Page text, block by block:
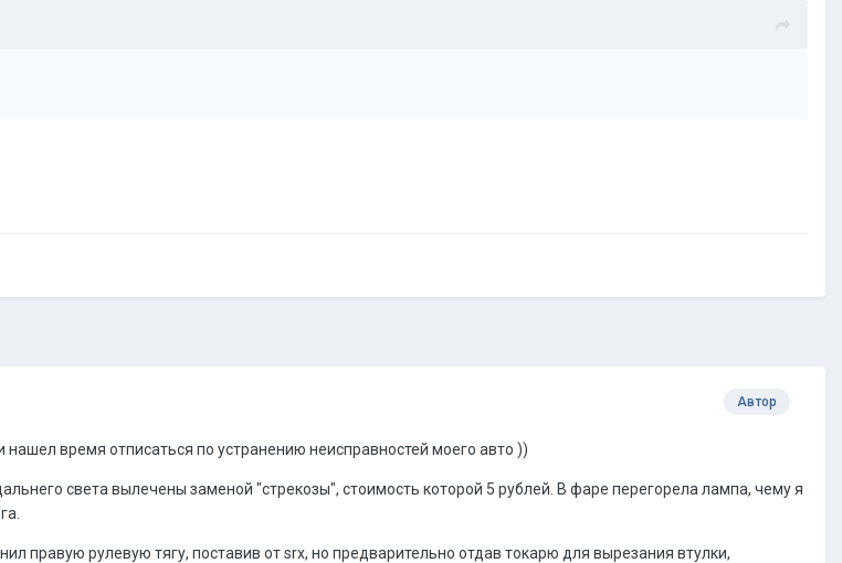
Автор
время отписаться по устранению неисправностей моего авто ))
света вылечены заменой "стрекозы", стоимость которой 5 рублей. В фаре перегорела лампа, чему я
правую рулевую тягу, поставив от srx, но предварительно отдав токарю для вырезания втулки,